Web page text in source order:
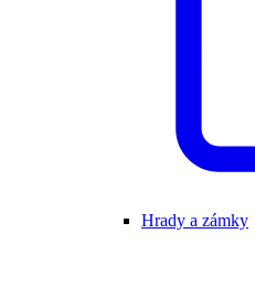
Hrady a zámky